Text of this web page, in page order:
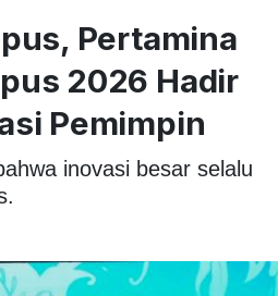
Pertamina
2026 Hadir
Pemimpin
inovasi besar selalu